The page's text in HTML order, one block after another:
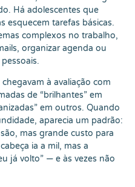
Há adolescentes que
esquecem tarefas básicas.
complexos no trabalho,
organizar agenda ou
à avaliação com
de “brilhantes” em
em outros. Quando
aparecia um padrão:
mas grande custo para
ia a mil, mas a
já volto” — e às vezes não